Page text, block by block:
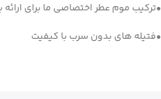
•ترکیب موم عطر اختصاصی ما برای
•فتیله های بدون سرب با کیفیت